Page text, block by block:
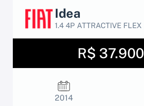
Idea
1.4 4P ATTRACTIVE FLEX
R$ 37.900
2014